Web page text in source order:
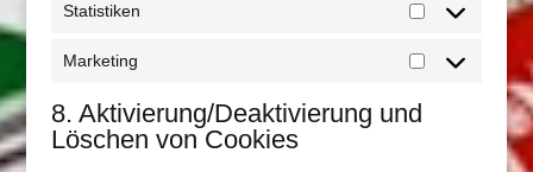
Statistiken
Statistiken
Marketing
Marketing
8. Aktivierung/Deaktivierung und
Löschen von Cookies